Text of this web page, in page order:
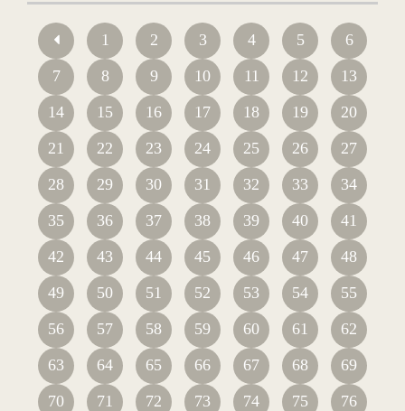
1 2 3 4 5
6
7
8 9 10 11 12
13
14
15 16 17 18 19
20
21
22 23 24 25 26
27
28
29 30 31 32 33
34
35
36 37 38 39 40
41
42
43 44 45 46 47
48
49
50 51 52 53 54
55
56
57 58 59 60 61
62
63
64 65 66 67 68
69
70
71 72 73 74 75
76